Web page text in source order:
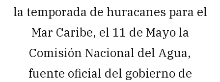
la temporada de huracanes para el
Mar Caribe, el 11 de Mayo la
Comisión Nacional del Agua,
fuente oficial del gobierno de